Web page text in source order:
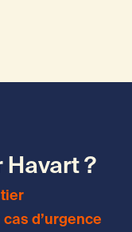
Havart ?
d’urgence